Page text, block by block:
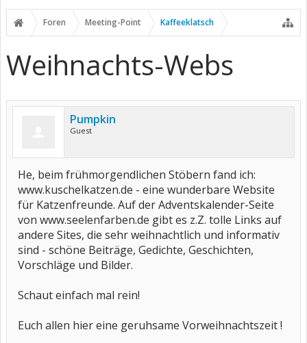
Foren Meeting-Point Kaffeeklatsch
Weihnachts-Webs
Pumpkin
Guest
He, beim frühmorgendlichen Stöbern fand ich:
www.kuschelkatzen.de - eine wunderbare Website
für Katzenfreunde. Auf der Adventskalender-Seite
von www.seelenfarben.de gibt es z.Z. tolle Links auf
andere Sites, die sehr weihnachtlich und informativ
sind - schöne Beiträge, Gedichte, Geschichten,
Vorschläge und Bilder.
Schaut einfach mal rein!
Euch allen hier eine geruhsame Vorweihnachtszeit !